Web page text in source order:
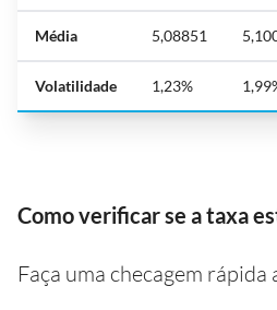
Média 5,08851
Volatilidade 1,23%
Como verificar se a taxa
Faça uma checagem